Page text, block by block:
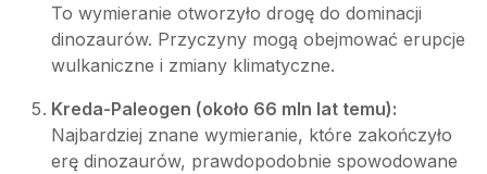
To wymieranie otworzyło drogę do dominacji
dinozaurów. Przyczyny mogą obejmować erupcje
wulkaniczne i zmiany klimatyczne.
Kreda-Paleogen (około 66 mln lat temu):
Najbardziej znane wymieranie, które zakończyło
erę dinozaurów, prawdopodobnie spowodowane